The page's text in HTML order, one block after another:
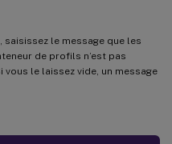
, saisissez le message que les
de profils n’est pas
le laissez vide, un message